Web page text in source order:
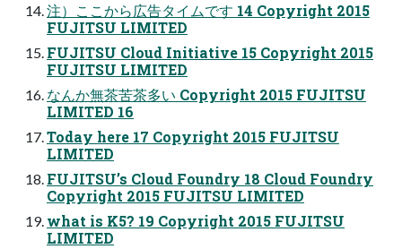
注）ここから広告タイムです 14 Copyright 2015
FUJITSU LIMITED
FUJITSU Cloud Initiative 15 Copyright 2015
FUJITSU LIMITED
なんか無茶苦茶多い Copyright 2015 FUJITSU
LIMITED 16
Today here 17 Copyright 2015 FUJITSU
LIMITED
FUJITSU’s Cloud Foundry 18 Cloud Foundry
Copyright 2015 FUJITSU LIMITED
what is K5? 19 Copyright 2015 FUJITSU
LIMITED